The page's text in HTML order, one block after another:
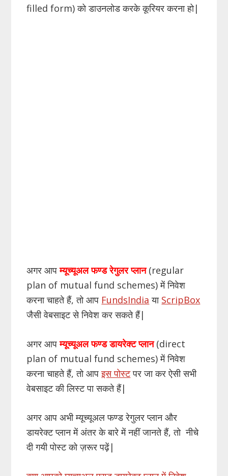
filled form) को डाउनलोड करके कूरियर करना हो|
अगर आपम्यूच्यूअल फण्ड रेगुलर प्लान(regular
plan of mutual fund schemes) में निवेश
करना चाहते हैं, तो आप FundsIndia या ScripBox
जैसी वेबसाइट से निवेश कर सकते हैं|
अगर आप म्यूच्यूअल फण्ड डायरेक्ट प्लान (direct
plan of mutual fund schemes) में निवेश
करना चाहते हैं, तो आपइस पोस्टपर जा कर ऐसी सभी
वेबसाइट की लिस्ट पा सकते हैं|
अगर आप अभी म्यूच्यूअल फण्ड रेगुलर प्लान और
डायरेक्ट प्लान में अंतर के बारे में नहीं जानते हैं, तो नीचे
दी गयी पोस्ट को ज़रूर पढ़ें|